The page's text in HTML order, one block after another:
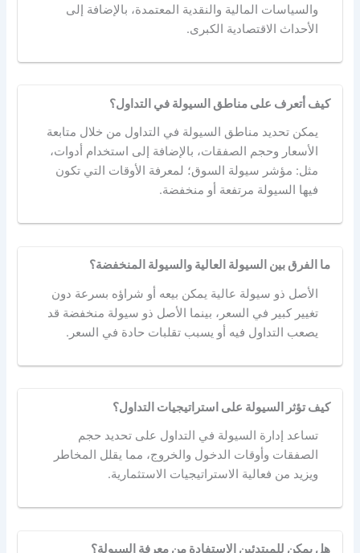
والسياسات المالية والنقدية المعتمدة، بالإضافة إلى
الأحداث الاقتصادية الكبرى.
كيف أتعرف على مناطق السيولة في التداول؟
يمكن تحديد مناطق السيولة في التداول من خلال متابعة
الأسعار وحجم الصفقات، بالإضافة إلى استخدام أدوات،
مثل: مؤشر سيولة السوق؛ لمعرفة الأوقات التي تكون
فيها السيولة مرتفعة أو منخفضة.
ما الفرق بين السيولة العالية والسيولة المنخفضة؟
الأصل ذو سيولة عالية يمكن بيعه أو شراؤه بسرعة دون
تغيير كبير في السعر، بينما الأصل ذو سيولة منخفضة قد
يصعب التداول فيه أو يسبب تقلبات حادة في السعر.
كيف تؤثر السيولة على استراتيجيات التداول؟
تساعد إدارة السيولة في التداول على تحديد حجم
الصفقات وأوقات الدخول والخروج، مما يقلل المخاطر
ويزيد من فعالية الاستراتيجيات الاستثمارية.
هل يمكن للمبتدئين الاستفادة من معرفة السيولة؟